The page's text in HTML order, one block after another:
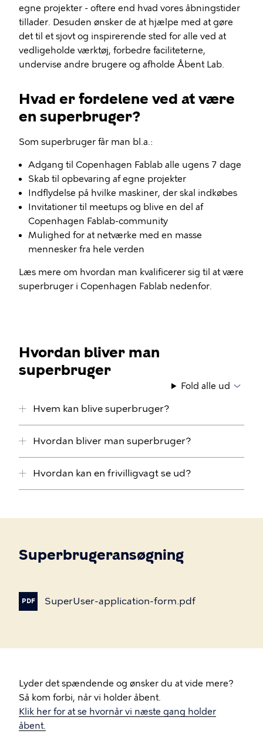
egne projekter - oftere end hvad vores åbningstider
tillader. Desuden ønsker de at hjælpe med at gøre
det til et sjovt og inspirerende sted for alle ved at
vedligeholde værktøj, forbedre faciliteterne,
undervise andre brugere og afholde Åbent Lab.
Hvad er fordelene ved at være
en superbruger?
Som superbruger får man bl.a.:
Adgang til Copenhagen Fablab alle ugens 7 dage
Skab til opbevaring af egne projekter
Indflydelse på hvilke maskiner, der skal indkøbes
Invitationer til meetups og blive en del af
Copenhagen Fablab-community
Mulighed for at netværke med en masse
mennesker fra hele verden
Læs mere om hvordan man kvalificerer sig til at være
superbruger i Copenhagen Fablab nedenfor.
Hvordan bliver man
superbruger
Fold alle ud
Hvem kan blive superbruger?
Hvordan bliver man superbruger?
Hvordan kan en frivilligvagt se ud?
Superbrugeransøgning
PDF SuperUser-application-form.pdf
Lyder det spændende og ønsker du at vide mere?
Så kom forbi, når vi holder åbent.
Klik her for at se hvornår vi næste gang holder
åbent.